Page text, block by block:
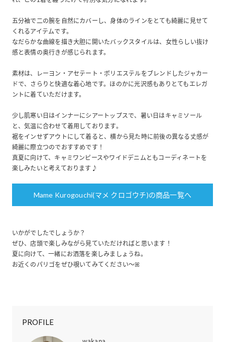
五分袖で二の腕を自然にカバーし、身体のラインをとても綺麗に見せて
くれるアイテムです。
なだらかな曲線を描き大胆に開いたバックスタイルは、女性らしい抜け
感と表情の奥行きが感じられます。
素材は、レーヨン・アセテート・ポリエステルをブレンドしたジャカー
ドで、さらりと快適な着心地です。ほのかに光沢感もありとてもエレガ
ントに着ていただけます。
少し肌寒い日はインナーにシアートップスで、暑い日はキャミソール
と、気温に合わせて着用しております。
裾をインせずアウトにして着ると、横から見た時に前後の異なる丈感が
綺麗に際立つのでおすすめです！
真夏に向けて、キャミワンピースやワイドデニムともコーディネートを
楽しみたいと考えております♪
Mame Kurogouchi(マメ クロゴウチ)の商品一覧へ
いかがでしたでしょうか？
ぜひ、店頭で楽しみながら見ていただければと思います！
夏に向けて、一緒にお洒落を楽しみましょうね。
お近くのパリゴをぜひ覗いてみてください〜ꕤ
PROFILE